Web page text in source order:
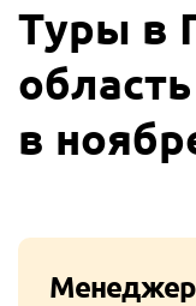
Туры в
в
Менеджер